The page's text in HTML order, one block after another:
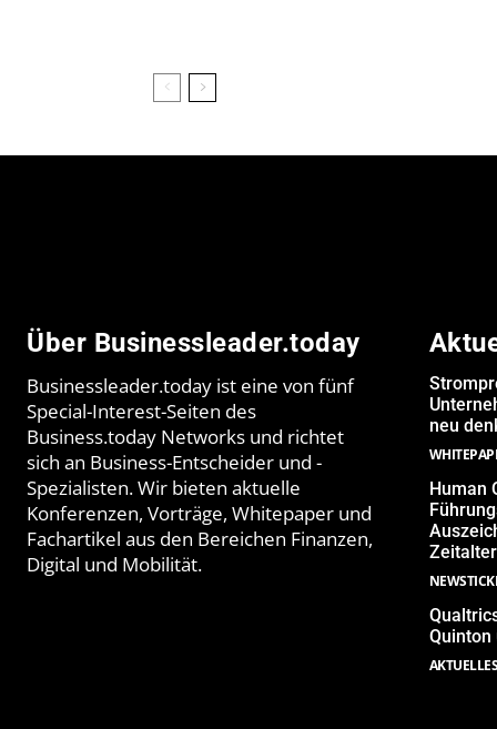
Über Businessleader.today
Businessleader.today ist eine von fünf
Special-Interest-Seiten des
Business.today Networks und richtet
sich an Business-Entscheider und -
Spezialisten. Wir bieten aktuelle
Konferenzen, Vorträge, Whitepaper und
Fachartikel aus den Bereichen Finanzen,
Digital und Mobilität.
neu
Human
Zeitalter